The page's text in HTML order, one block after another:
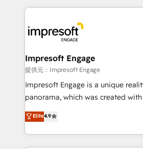
business with HubSpot? Let
you grow faster, smarter, and with
experiences. To us, technology is
and—most importantly—simple.
into bold ideas and shape them
products and strategies that
difference.
Impresoft Engage
提供元：Impresoft Engage
Impresoft Engage is a unique
panorama, which was created
putting Customer Experience at
creating digital environments
people, processes and data. We offer the best
digital solutions on the market,
Elite4.9